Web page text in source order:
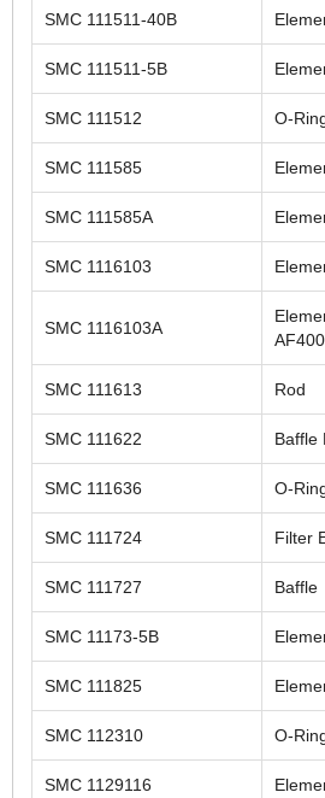
SMC 111511-40B
SMC 111511-5B
SMC 111512 O-
SMC 111585
SMC 111585A
SMC 1116103
SMC 1116103A
SMC 111613 Rod
SMC 111622 Baffle
SMC 111636 O-
SMC 111724 Filter
SMC 111727 Baffle
SMC 11173-5B
SMC 111825
SMC 112310 O-
SMC 1129116